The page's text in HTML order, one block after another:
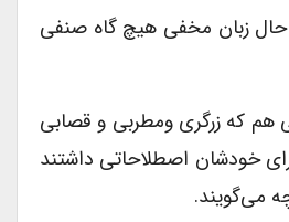
حال زبان مخفی هیچ گاه صنفی
هم که زرگری ومطربی و قصابی
خودشان اصطلاحاتی داشتند
می‌گویند.